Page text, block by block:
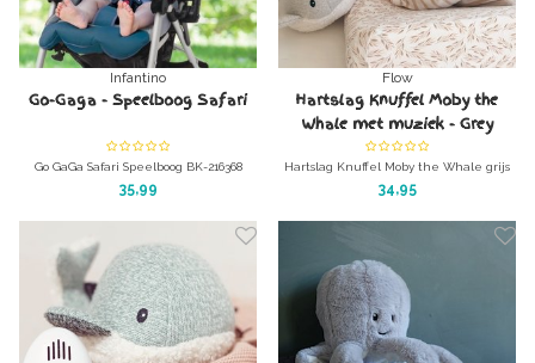
Infantino
Go-Gaga - Speelboog Safari
Go GaGa Safari Speelboog BK-216368
Speeltje voor aan de maxicosi of box
35,99
Flow
Hartslag Knuffel Moby the
Whale met muziek - Grey
Hartslag Knuffel Moby the Whale grijs
Heerlijk knuffeldier met hartslag-
34,95